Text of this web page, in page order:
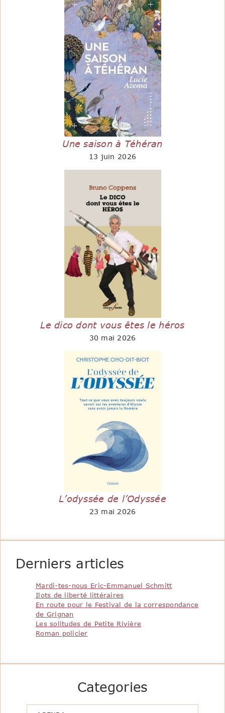
Une saison à Téhéran
13 juin 2026
Le dico dont vous êtes le héros
30 mai 2026
L’odyssée de l’Odyssée
23 mai 2026
Derniers articles
Mardi-tes-nous Eric-Emmanuel Schmitt
Ilots de liberté littéraires
En route pour le Festival de la correspondance
de Grignan
Les solitudes de Petite Rivière
Roman policier
Categories